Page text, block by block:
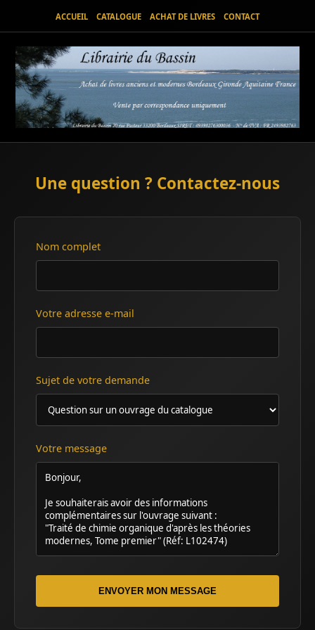
ACCUEIL CATALOGUE ACHAT DE LIVRES CONTACT
Une question ? Contactez-nous
Nom complet
Votre adresse e-mail
Sujet de votre demande
Votre message
ENVOYER MON MESSAGE